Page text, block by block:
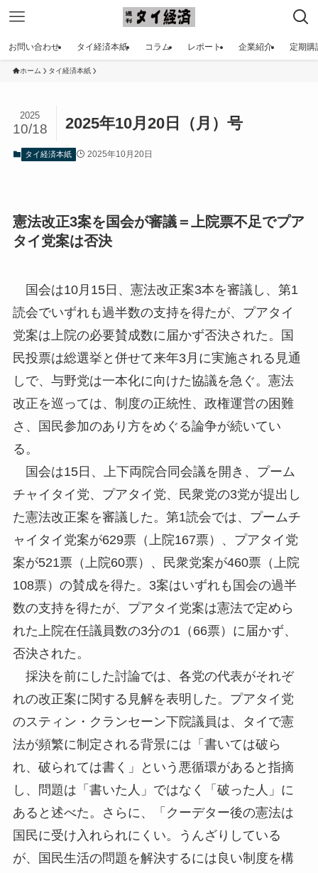
お問い合わせ タイ経済本紙 コラム レポート 企業紹介 定期購
ホーム タイ経済本紙
2025年10月20日（月）号
2025
10/18
タイ経済本紙 2025年10月20日
憲法改正3案を国会が審議＝上院票不足でプア
タイ党案は否決
国会は10月15日、憲法改正案3本を審議し、第1
読会でいずれも過半数の支持を得たが、プアタイ
党案は上院の必要賛成数に届かず否決された。国
民投票は総選挙と併せて来年3月に実施される見通
しで、与野党は一本化に向けた協議を急ぐ。憲法
改正を巡っては、制度の正統性、政権運営の困難
さ、国民参加のあり方をめぐる論争が続いてい
る。
国会は15日、上下両院合同会議を開き、プーム
チャイタイ党、プアタイ党、民衆党の3党が提出し
た憲法改正案を審議した。第1読会では、プームチ
ャイタイ党案が629票（上院167票）、プアタイ党
案が521票（上院60票）、民衆党案が460票（上院
108票）の賛成を得た。3案はいずれも国会の過半
数の支持を得たが、プアタイ党案は憲法で定めら
れた上院在任議員数の3分の1（66票）に届かず、
否決された。
採決を前にした討論では、各党の代表がそれぞ
れの改正案に関する見解を表明した。プアタイ党
のスティン・クランセーン下院議員は、タイで憲
法が頻繁に制定される背景には「書いては破ら
れ、破られては書く」という悪循環があると指摘
し、問題は「書いた人」ではなく「破った人」に
あると述べた。さらに、「クーデター後の憲法は
国民に受け入れられにくい。うんざりしている
が、国民生活の問題を解決するには良い制度を構